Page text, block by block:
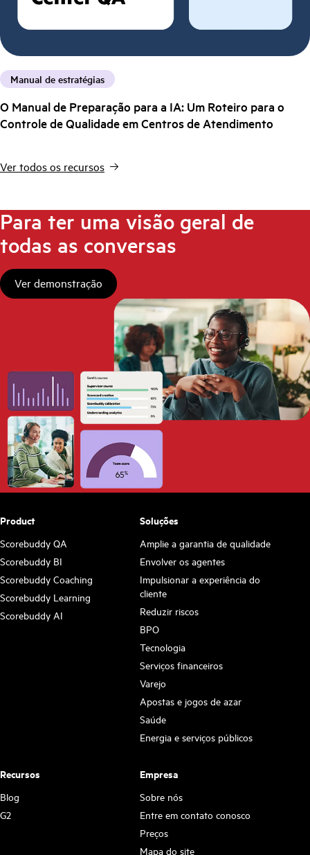
Manual de estratégias
O Manual de Preparação para a IA: Um Roteiro para o
Controle de Qualidade em Centros de Atendimento
Ver todos os recursos
Para ter uma visão geral de
todas as conversas
Ver demonstração
Product
Scorebuddy QA
Scorebuddy BI
Scorebuddy Coaching
Scorebuddy Learning
Scorebuddy AI
Soluções
Amplie a garantia de qualidade
Envolver os agentes
Impulsionar a experiência do
cliente
Reduzir riscos
BPO
Tecnologia
Serviços financeiros
Varejo
Apostas e jogos de azar
Saúde
Energia e serviços públicos
Recursos
Blog
G2
Empresa
Sobre nós
Entre em contato conosco
Preços
Mapa do site